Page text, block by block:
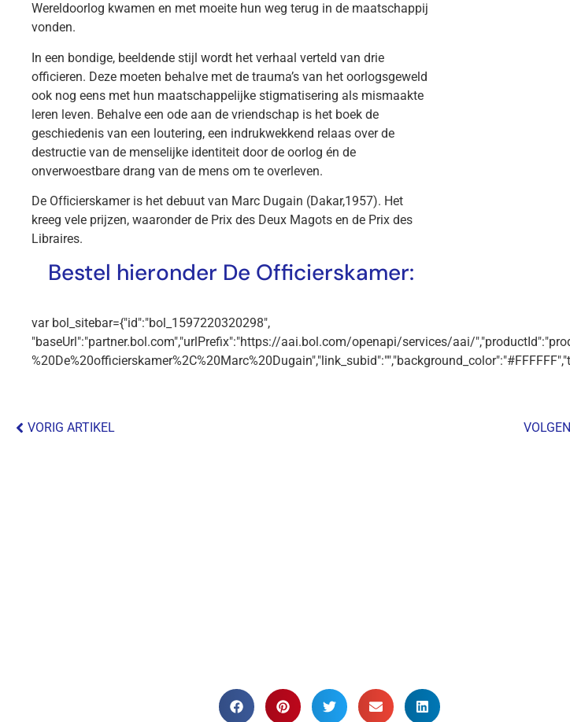
Wereldoorlog kwamen en met moeite hun weg terug in de maatschappij
vonden.
In een bondige, beeldende stijl wordt het verhaal verteld van drie
officieren. Deze moeten behalve met de trauma’s van het oorlogsgeweld
ook nog eens met hun maatschappelijke stigmatisering als mismaakte
leren leven. Behalve een ode aan de vriendschap is het boek de
geschiedenis van een loutering, een indrukwekkend relaas over de
destructie van de menselijke identiteit door de oorlog én de
onverwoestbare drang van de mens om te overleven.
De Ofﬁcierskamer is het debuut van Marc Dugain (Dakar,1957). Het
kreeg vele prijzen, waaronder de Prix des Deux Magots en de Prix des
Libraires.
Bestel hieronder De Officierskamer:
var bol_sitebar={"id":"bol_1597220320298",
"baseUrl":"partner.bol.com","urlPrefix":"https://aai.bol.com/openapi/services/aai/
VORIG ARTIKEL